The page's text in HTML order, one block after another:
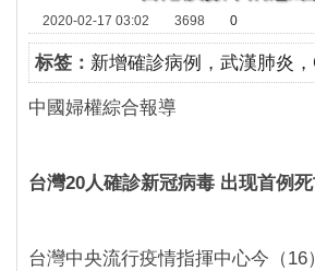
2020-02-17 03:02 3698 0
标签： 新增確診病例，武漢肺炎
中國婦權綜合報
台灣20人確診新冠病毒 出现首例
台灣中央流行疫情指揮中心今（